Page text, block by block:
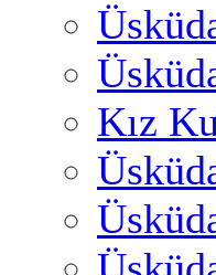
Kız